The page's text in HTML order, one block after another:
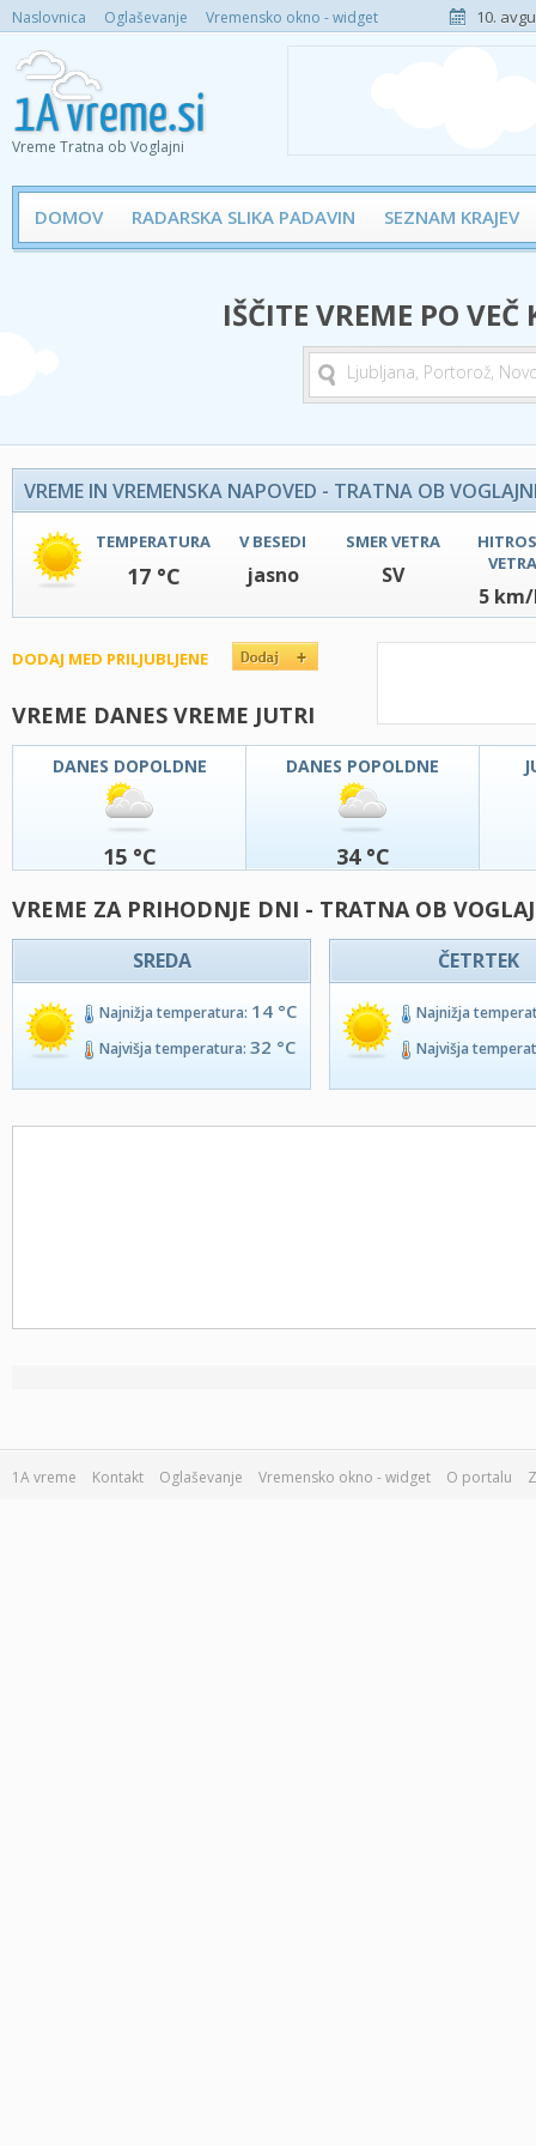
Naslovnica Oglaševanje Vremensko okno - widget 10.
Vreme Tratna ob Voglajni
DOMOV RADARSKA SLIKA PADAVIN SEZNAM KRAJEV
IŠČITE VREME PO
VREME IN VREMENSKA NAPOVED - TRATNA OB
TEMPERATURA
17 °C
V BESEDI
jasno
SMER VETRA
SV
VETRA
5
DODAJ MED PRILJUBLJENE
VREME DANES VREME JUTRI
DANES DOPOLDNE
15 °C
DANES POPOLDNE
34 °C
VREME ZA PRIHODNJE DNI - TRATNA OB
SREDA
Najnižja temperatura: 14 °C
Najvišja temperatura: 32 °C
ČETRTEK
Najnižja
Najvišja
1A vreme Kontakt Oglaševanje Vremensko okno - widget O portalu